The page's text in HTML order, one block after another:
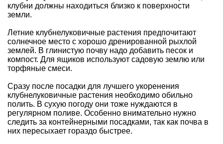
клубни должны находиться близко к поверхности
земли.
Летние клубнелуковичные растения предпочитают
солнечное место с хорошо дренированной рыхлой
землей. В глинистую почву надо добавить песок и
компост. Для ящиков используют садовую землю или
торфяные смеси.
Сразу после посадки для лучшего укоренения
клубнелуковичные растения необходимо обильно
полить. В сухую погоду они тоже нуждаются в
регулярном поливе. Особенно внимательно нужно
следить за контейнерными посадками, так как почва в
них пересыхает гораздо быстрее.